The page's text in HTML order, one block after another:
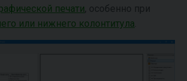
печати, особенно при
или нижнего колонтитула